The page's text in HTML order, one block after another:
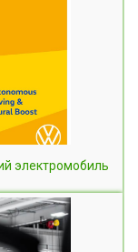
электромобиль